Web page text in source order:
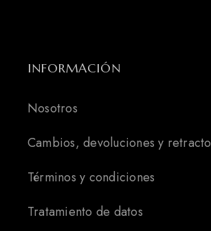
INFORMACIÓN
Nosotros
Cambios, devoluciones y retracto
Términos y condiciones
Tratamiento de datos